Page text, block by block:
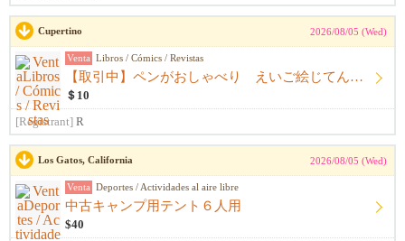
Cupertino 2026/08/05 (Wed)
Venta Libros / Cómics / Revistas
【取引中】ペンがおしゃべり えいご絵じてん セット
＄10
[Registrant] R
Los Gatos, California 2026/08/05 (Wed)
Venta Deportes / Actividades al aire libre
中古キャンプ用テント６人用
$40